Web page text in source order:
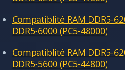
Compatiblité RAM DDR5-
DDR5-6000 (PC5-48000)
Compatiblité RAM DDR5-
DDR5-5600 (PC5-44800)